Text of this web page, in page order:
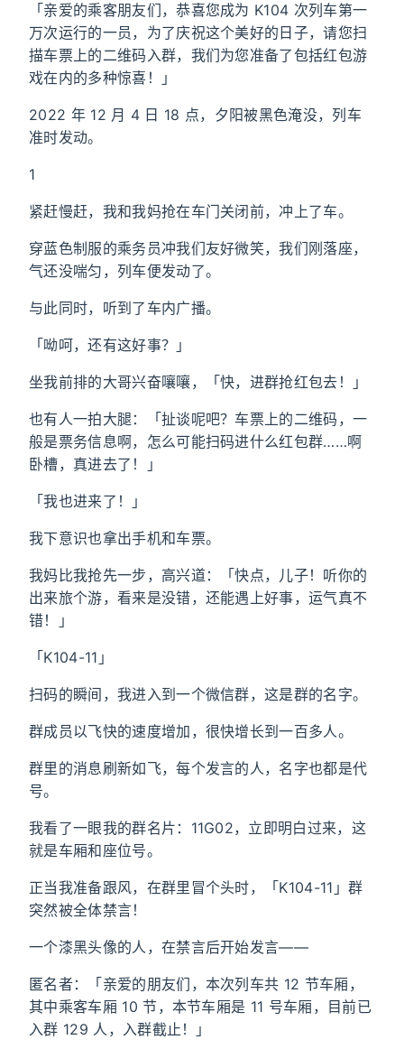
「亲爱的乘客朋友们，恭喜您成为 K104 次列车第一
万次运行的一员，为了庆祝这个美好的日子，请您扫
描车票上的二维码入群，我们为您准备了包括红包游
戏在内的多种惊喜！」
2022 年 12 月 4 日 18 点，夕阳被黑色淹没，列车
准时发动。
1
紧赶慢赶，我和我妈抢在车门关闭前，冲上了车。
穿蓝色制服的乘务员冲我们友好微笑，我们刚落座，
气还没喘匀，列车便发动了。
与此同时，听到了车内广播。
「呦呵，还有这好事？」
坐我前排的大哥兴奋嚷嚷，「快，进群抢红包去！」
也有人一拍大腿：「扯谈呢吧？车票上的二维码，一
般是票务信息啊，怎么可能扫码进什么红包群……啊
卧槽，真进去了！」
「我也进来了！」
我下意识也拿出手机和车票。
我妈比我抢先一步，高兴道：「快点，儿子！听你的
出来旅个游，看来是没错，还能遇上好事，运气真不
错！」
「K104-11」
扫码的瞬间，我进入到一个微信群，这是群的名字。
群成员以飞快的速度增加，很快增长到一百多人。
群里的消息刷新如飞，每个发言的人，名字也都是代
号。
我看了一眼我的群名片：11G02，立即明白过来，这
就是车厢和座位号。
正当我准备跟风，在群里冒个头时，「K104-11」群
突然被全体禁言！
一个漆黑头像的人，在禁言后开始发言——
匿名者：「亲爱的朋友们，本次列车共 12 节车厢，
其中乘客车厢 10 节，本节车厢是 11 号车厢，目前已
入群 129 人，入群截止！」